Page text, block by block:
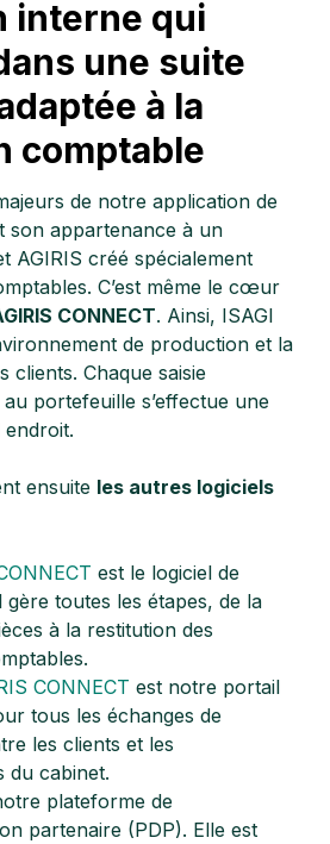
interne qui
une suite
à la
comptable
de notre application de
son appartenance à un
AGIRIS créé spécialement
C’est même le cœur
CONNECT. Ainsi, ISAGI
de production et la
clients. Chaque saisie
portefeuille s’effectue une
ensuite les autres logiciels
est le logiciel de
gère toutes les étapes, de la
à la restitution des
CONNECT est notre portail
tous les échanges de
les clients et les
du cabinet.
plateforme de
partenaire (PDP). Elle est